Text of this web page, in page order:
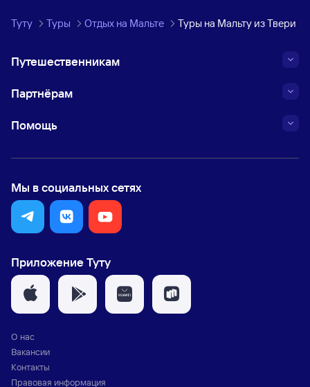
Туту Туры Отдых на Мальте Туры на Мальту из Твери
Путешественникам
Партнёрам
Помощь
Мы в социальных сетях
Приложение Туту
О нас
Вакансии
Контакты
Правовая информация